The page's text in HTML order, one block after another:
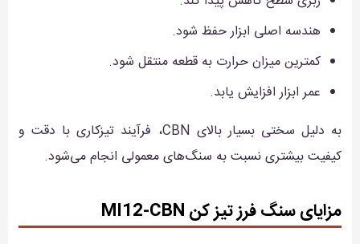
هندسه اصلی ابزار حفظ شود.
کمترین میزان حرارت به قطعه منتقل شود.
عمر ابزار افزایش یابد.
به دلیل سختی بسیار بالای CBN، فرآیند تیزکاری با دقت و
کیفیت بیشتری نسبت به سنگ‌های معمولی انجام می‌شود.
مزایای سنگ فرز تیز کن MI12-CBN